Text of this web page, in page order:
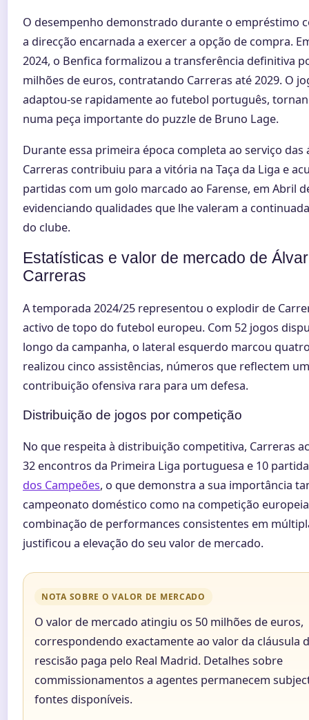
O desempenho demonstrado durante o empréstimo
a direcção encarnada a exercer a opção de compra.
2024, o Benfica formalizou a transferência definitiva
milhões de euros, contratando Carreras até 2029. O
adaptou-se rapidamente ao futebol português,
numa peça importante do puzzle de Bruno Lage.
Durante essa primeira época completa ao serviço das
Carreras contribuiu para a vitória na Taça da Liga e
partidas com um golo marcado ao Farense, em Abril
evidenciando qualidades que lhe valeram a
do clube.
Estatísticas e valor de mercado de
Carreras
A temporada 2024/25 representou o explodir de
activo de topo do futebol europeu. Com 52 jogos
longo da campanha, o lateral esquerdo marcou
realizou cinco assistências, números que reflectem
contribuição ofensiva rara para um defesa.
Distribuição de jogos por competição
No que respeita à distribuição competitiva, Carreras
32 encontros da Primeira Liga portuguesa e 10
dos Campeões, o que demonstra a sua importância
campeonato doméstico como na competição
combinação de performances consistentes em
justificou a elevação do seu valor de mercado.
NOTA SOBRE O VALOR DE MERCADO
O valor de mercado atingiu os 50 milhões de euros,
correspondendo exactamente ao valor da cláusula
rescisão paga pelo Real Madrid. Detalhes sobre
commissionamentos a agentes permanecem
fontes disponíveis.